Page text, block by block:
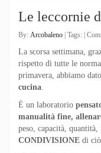
Le leccornie
By: Arcobaleno | Tags: |
La scorsa settimana,
rispetto di tutte le
primavera, abbiamo
cucina.
È un laboratorio
manualità fine,
peso, capacità, quantità,
CONDIVISIONE di